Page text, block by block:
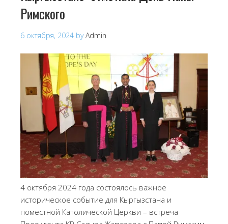
Римского
6 октября, 2024 byAdmin
4 октября 2024 года состоялось важное
историческое событие для Кыргызстана и
поместной Католической Церкви – встреча